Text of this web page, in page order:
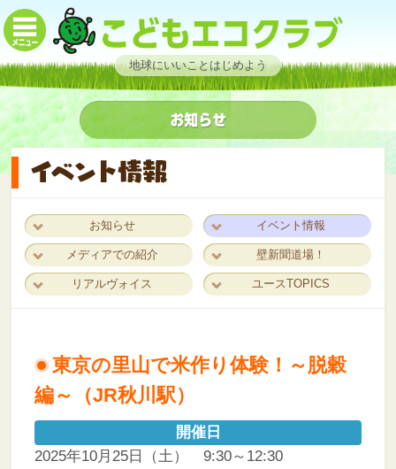
地球にいいことはじめよう
お知らせ イベント情報
メディアでの紹介 壁新聞道場！
リアルヴォイス ユースTOPICS
東京の里山で米作り体験！～脱穀
編～（JR秋川駅）
開催日
2025年10月25日（土） 9:30～12:30